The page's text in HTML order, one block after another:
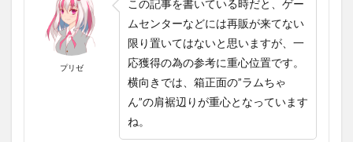
プリゼ
この記事を書いている時だと、ゲー
ムセンターなどには再販が来てない
限り置いてはないと思いますが、一
応獲得の為の参考に重心位置です。
横向きでは、箱正面の”ラムちゃ
ん”の肩裾辺りが重心となっています
ね。